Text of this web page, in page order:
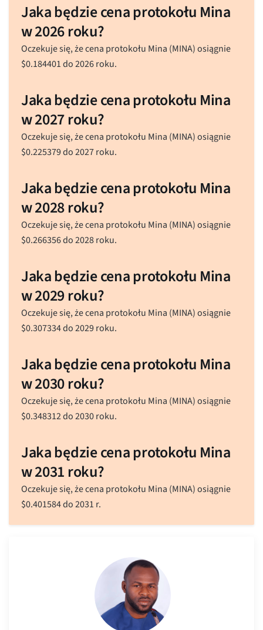
Jaka będzie cena protokołu Mina
w 2026 roku?
Oczekuje się, że cena protokołu Mina (MINA) osiągnie
$0.184401do 2026 roku.
Jaka będzie cena protokołu Mina
w 2027 roku?
Oczekuje się, że cena protokołu Mina (MINA) osiągnie
$0.225379do 2027 roku.
Jaka będzie cena protokołu Mina
w 2028 roku?
Oczekuje się, że cena protokołu Mina (MINA) osiągnie
$0.266356do 2028 roku.
Jaka będzie cena protokołu Mina
w 2029 roku?
Oczekuje się, że cena protokołu Mina (MINA) osiągnie
$0.307334do 2029 roku.
Jaka będzie cena protokołu Mina
w 2030 roku?
Oczekuje się, że cena protokołu Mina (MINA) osiągnie
$0.348312do 2030 roku.
Jaka będzie cena protokołu Mina
w 2031 roku?
Oczekuje się, że cena protokołu Mina (MINA) osiągnie
$0.401584do 2031 r.